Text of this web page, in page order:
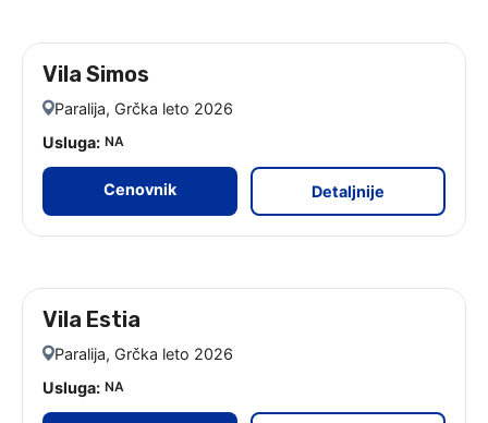
Vila Simos
Paralija, Grčka leto 2026
Usluga: NA
Cenovnik Detaljnije
Vila Estia
Paralija, Grčka leto 2026
Usluga: NA